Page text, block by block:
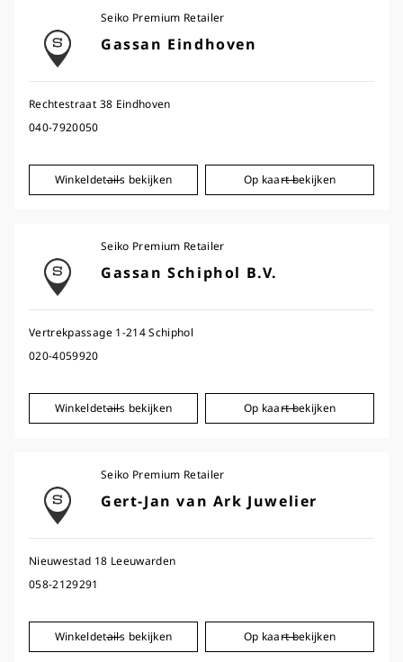
Seiko Premium Retailer
Gassan Eindhoven
Rechtestraat 38 Eindhoven
040-7920050
Winkeldetails bekijken Op kaart bekijken
Seiko Premium Retailer
Gassan Schiphol B.V.
Vertrekpassage 1-214 Schiphol
020-4059920
Winkeldetails bekijken Op kaart bekijken
Seiko Premium Retailer
Gert-Jan van Ark Juwelier
Nieuwestad 18 Leeuwarden
058-2129291
Winkeldetails bekijken Op kaart bekijken